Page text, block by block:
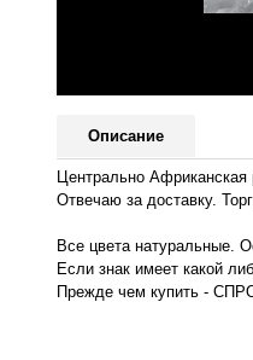
Описание
Центрально Африканская
Отвечаю за доставку.
Все цвета натуральные.
Если знак имеет какой
Прежде чем купить -